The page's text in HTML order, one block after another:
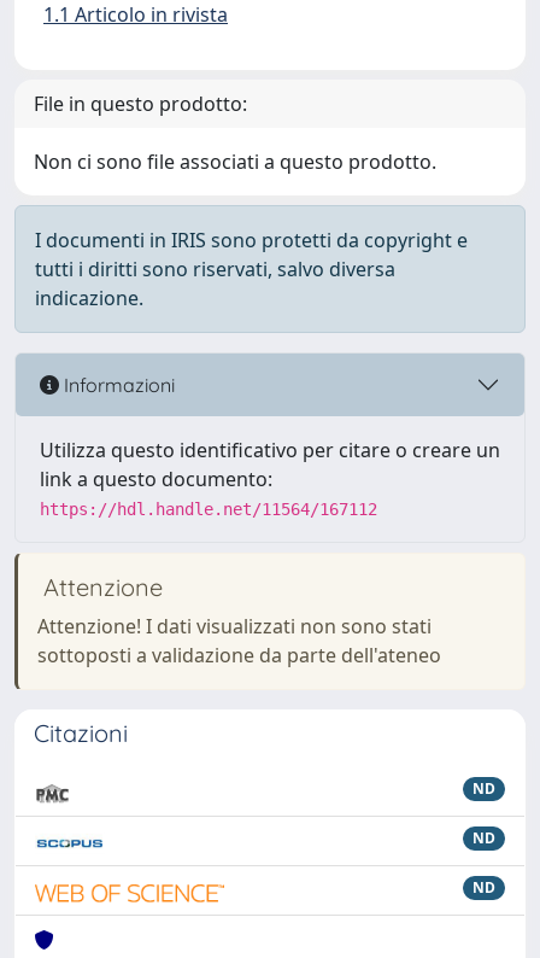
1.1 Articolo in rivista
File in questo prodotto:
Non ci sono file associati a questo prodotto.
I documenti in IRIS sono protetti da copyright e
tutti i diritti sono riservati, salvo diversa
indicazione.
Informazioni
Utilizza questo identificativo per citare o creare un
link a questo documento:
https://hdl.handle.net/11564/167112
Attenzione
Attenzione! I dati visualizzati non sono stati
sottoposti a validazione da parte dell'ateneo
Citazioni
ND
ND
ND